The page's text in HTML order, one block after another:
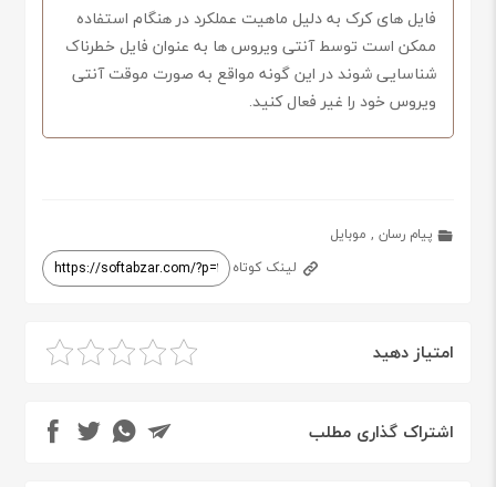
فایل های کرک به دلیل ماهیت عملکرد در هنگام استفاده
ممکن است توسط آنتی ویروس ها به عنوان فایل خطرناک
شناسایی شوند در این گونه مواقع به صورت موقت آنتی
ویروس خود را غیر فعال کنید.
پیام رسان , موبایل
لینک کوتاه
امتیاز دهید
اشتراک گذاری مطلب